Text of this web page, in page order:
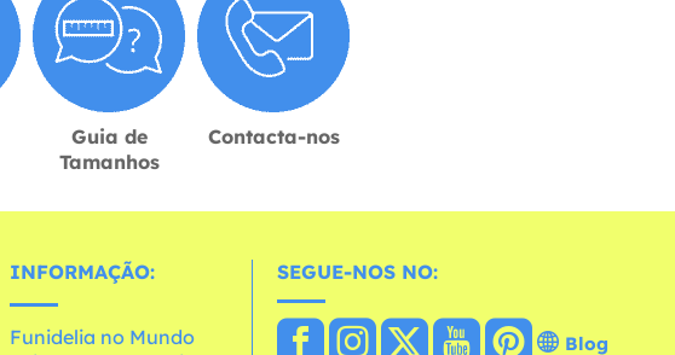
Guia de
Tamanhos
Contacta-nos
INFORMAÇÃO:
Funidelia no Mundo
SEGUE-NOS NO:
Blog